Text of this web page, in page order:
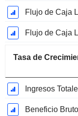
Tasa de
Ingresos
Beneficio